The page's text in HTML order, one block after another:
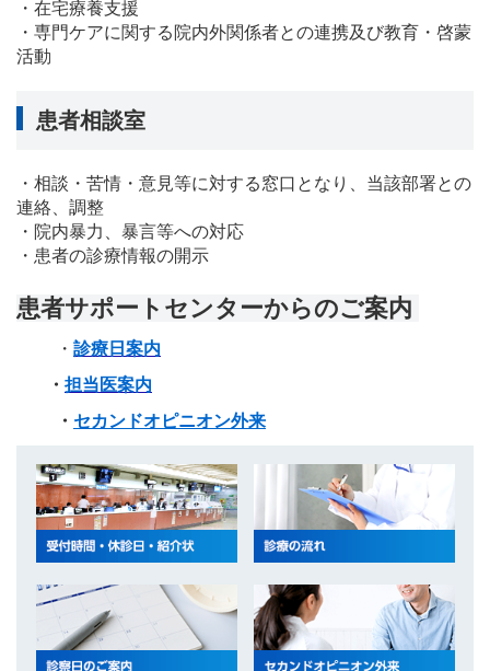
・在宅療養支援
・専門ケアに関する院内外関係者との連携及び教育・啓蒙
活動
患者相談室
・相談・苦情・意見等に対する窓口となり、当該部署との
連絡、調整
・院内暴力、暴言等への対応
・患者の診療情報の開示
患者サポートセンターからのご案内
・ 診療日案内
・ 担当医案内
・ セカンドオピニオン外来